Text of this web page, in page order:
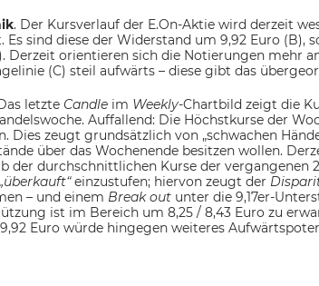
. Der Kursverlauf der E.On-Aktie wird derzeit
Es sind diese der Widerstand um 9,92 Euro (B),
Derzeit orientieren sich die Notierungen mehr
(C) steil aufwärts – diese gibt das
letzte Candle im Weekly-Chartbild zeigt die
Auffallend: Die Höchstkurse der
Dies zeugt grundsätzlich von „schwachen
über das Wochenende besitzen wollen.
der durchschnittlichen Kurse der vergangenen
„überkauft“einzustufen; hiervon zeugt der
– und einem Break out unter die 9,17er-
ist im Bereich um 8,25 / 8,43 Euro zu
Euro würde hingegen weiteres